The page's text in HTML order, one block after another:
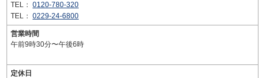
TEL： 0120-780-320
TEL： 0229-24-6800
営業時間
午前9時30分〜午後6時
定休日